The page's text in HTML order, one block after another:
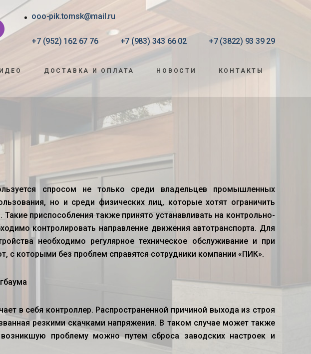
ooo-pik.tomsk@mail.ru
+7 (952) 162 67 76 +7 (983) 343 66 02 +7 (3822) 93 39 29
ДОСТАВКА И ОПЛАТА НОВОСТИ КОНТАКТЫ
спросом не только среди владельцев промышленных
но и среди физических лиц, которые хотят ограничить
приспособления также принято устанавливать на контрольно-
контролировать направление движения автотранспорта. Для
необходимо регулярное техническое обслуживание и при
с которыми без проблем справятся сотрудники компании «ПИК».
в себя контроллер. Распространенной причиной выхода из строя
резкими скачками напряжения. В таком случае может также
проблему можно путем сброса заводских настроек и